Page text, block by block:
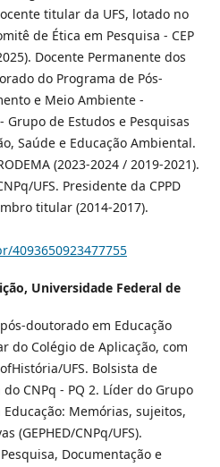
titular da UFS, lotado no
de Ética em Pesquisa - CEP
Docente Permanente dos
do Programa de Pós-
e Meio Ambiente -
Grupo de Estudos e Pesquisas
Saúde e Educação Ambiental.
(2023-2024 / 2019-2021).
UFS. Presidente da CPPD
titular (2014-2017).
4093650923477755
Universidade Federal de
doutorado em Educação
do Colégio de Aplicação, com
UFS. Bolsista de
CNPq - PQ 2. Líder do Grupo
Memórias, sujeitos,
(GEPHED/CNPq/UFS).
Documentação e